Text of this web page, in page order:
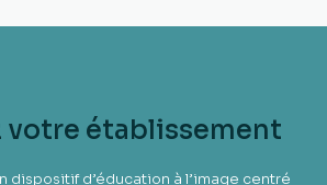
votre établissement
dispositif d’éducation à l’image centré